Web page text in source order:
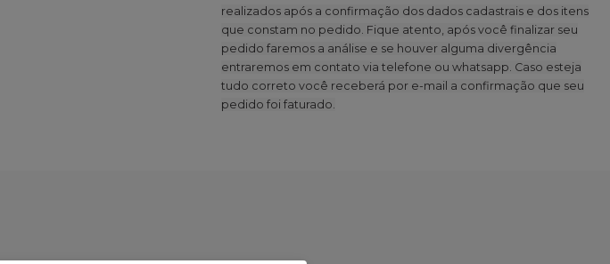
realizados após a confirmação dos dados cadastrais e dos itens
que constam no pedido. Fique atento, após você finalizar seu
pedido faremos a análise e se houver alguma divergência
entraremos em contato via telefone ou whatsapp. Caso esteja
tudo correto você receberá por e-mail a confirmação que seu
pedido foi faturado.